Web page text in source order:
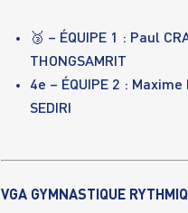
🥉 – ÉQUIPE 1 : Paul
THONGSAMRIT
4e – ÉQUIPE 2 : Maxime
SEDIRI
VGA GYMNASTIQUE